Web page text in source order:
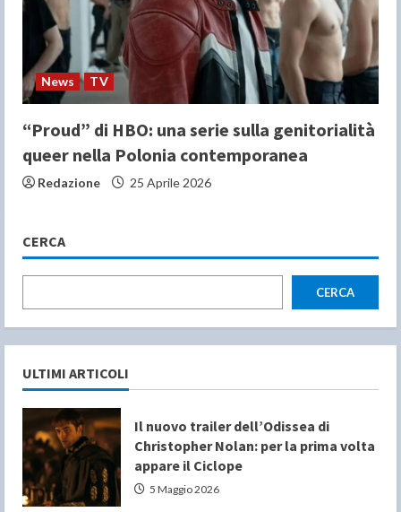
News TV
“Proud” di HBO: una serie sulla genitorialità
queer nella Polonia contemporanea
Redazione 25 Aprile 2026
CERCA
CERCA
ULTIMI ARTICOLI
Il nuovo trailer dell’Odissea di
Christopher Nolan: per la prima volta
appare il Ciclope
5 Maggio 2026